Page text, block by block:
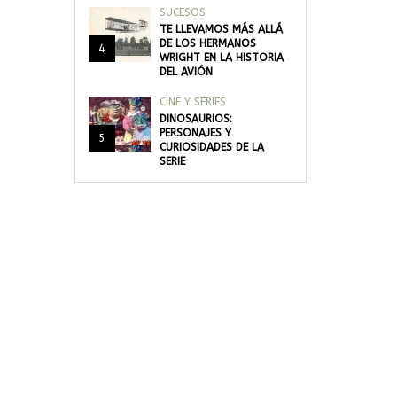
4
SUCESOS
TE LLEVAMOS MÁS ALLÁ
DE LOS HERMANOS
WRIGHT EN LA HISTORIA
DEL AVIÓN
5
CINE Y SERIES
DINOSAURIOS:
PERSONAJES Y
CURIOSIDADES DE LA
SERIE